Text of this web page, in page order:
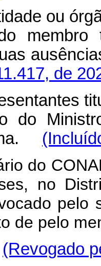
ou
membro
de
do
do
no
pelo
de pelo
(Revogado